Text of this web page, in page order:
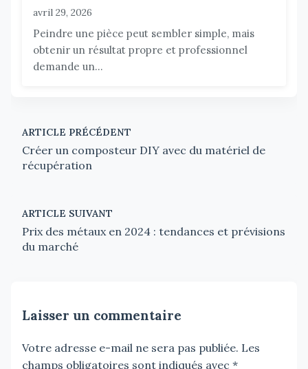
avril 29, 2026
Peindre une pièce peut sembler simple, mais
obtenir un résultat propre et professionnel
demande un...
ARTICLE PRÉCÉDENT
Créer un composteur DIY avec du matériel de
récupération
ARTICLE SUIVANT
Prix des métaux en 2024 : tendances et prévisions
du marché
Laisser un commentaire
Votre adresse e-mail ne sera pas publiée. Les
champs obligatoires sont indiqués avec *